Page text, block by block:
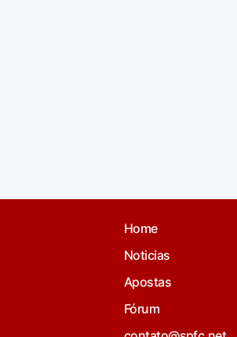
Home
Noticias
Apostas
Fórum